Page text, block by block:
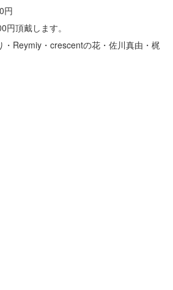
円
円頂戴します。
・Reymiy・crescentの花・佐川真由・梶